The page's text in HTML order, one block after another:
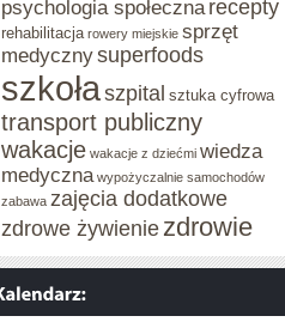
psychologia społeczna recepty
rehabilitacja rowery miejskie sprzęt
medycznysuperfoods
szkołaszpital sztuka cyfrowa
transport publiczny
wakacje wakacje z dziećmi wiedza
medyczna wypożyczalnie samochodów
zabawa zajęcia dodatkowe
zdrowe żywienie zdrowie